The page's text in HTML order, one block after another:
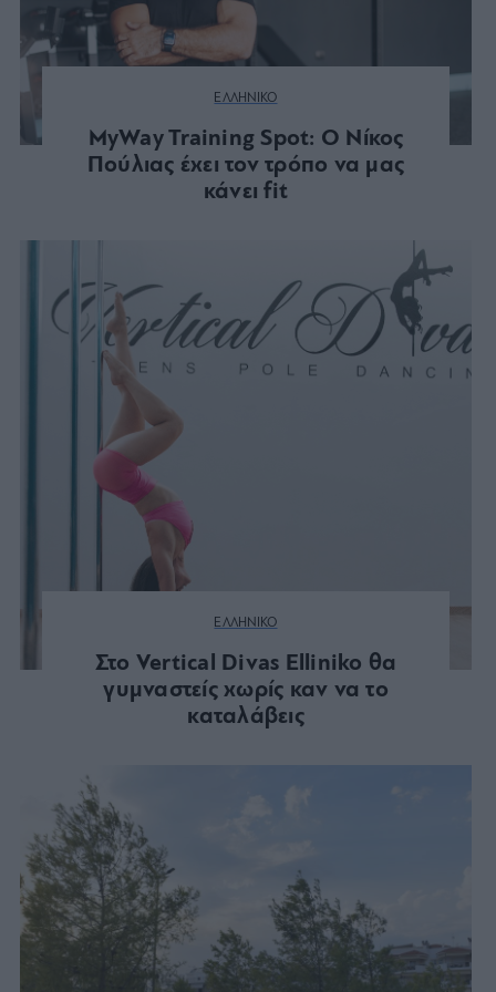
ΕΛΛΗΝΙΚΟ
MyWay Training Spot: Ο Νίκος
Πούλιας έχει τον τρόπο να μας
κάνει fit
ΕΛΛΗΝΙΚΟ
Στο Vertical Divas Elliniko θα
γυμναστείς χωρίς καν να το
καταλάβεις